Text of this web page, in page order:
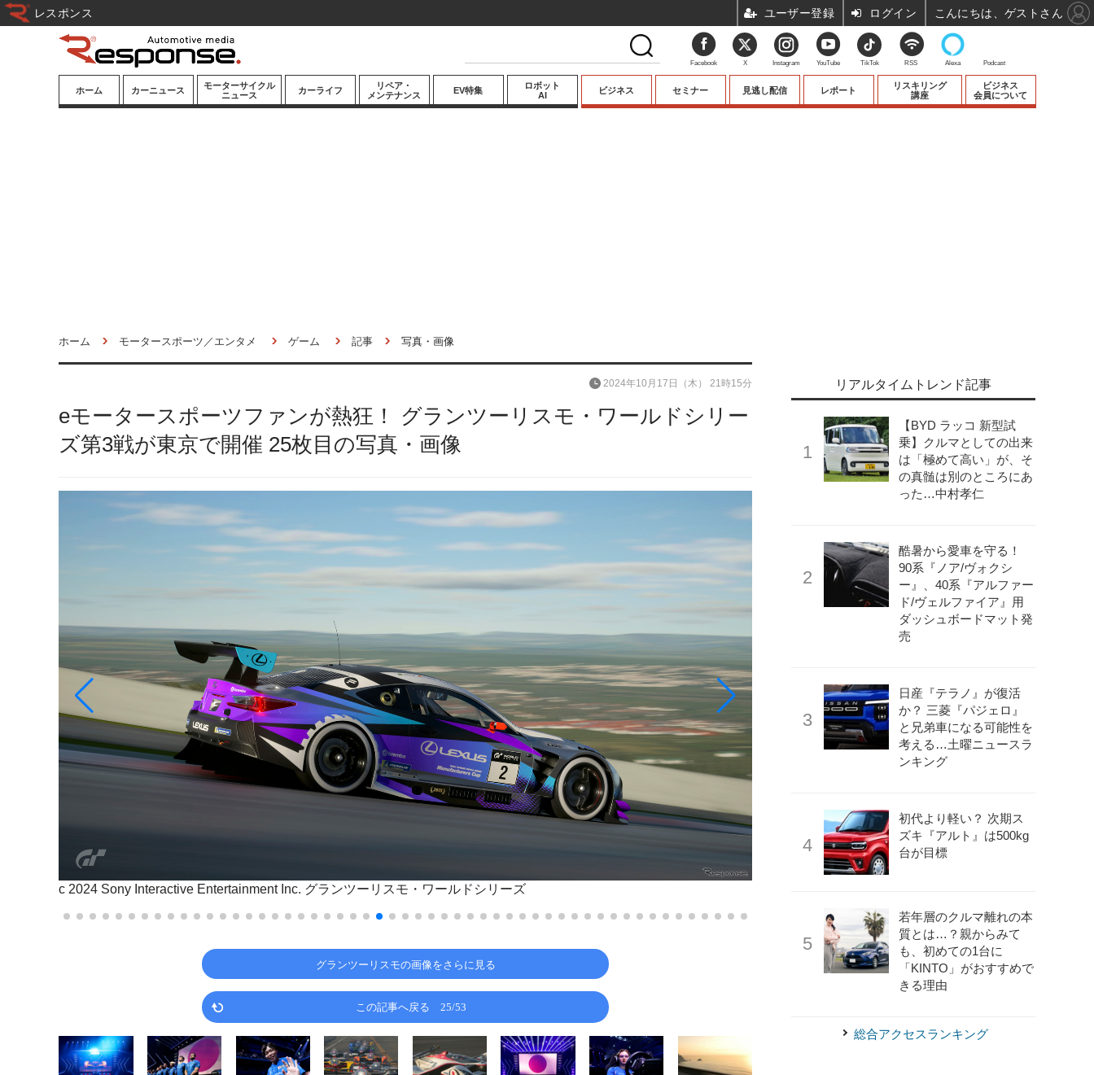
ホーム カーニュース
モーターサイクル
ニュース
カーライフ
リペア・
メンテナンス
EV特集
ロボット
AI
ビジネス セミナー 見逃し配信 レポート
リスキリング
講座
ビジネス
会員について
ホーム モータースポーツ／エンタメ ゲーム 記事 写真・画像
eモータースポーツファンが熱狂！ グランツーリスモ・ワールドシリー
ズ第3戦が東京で開催 25枚目の写真・画像
2024年10月17日（木） 21時15分
c 2024 Sony Interactive Entertainment Inc. グランツーリスモ・ワールドシリーズ
グランツーリスモの画像をさらに見る
この記事へ戻る 25/53
リアルタイムトレンド記事
【BYD ラッコ 新型試
乗】クルマとしての出来
は「極めて高い」が、そ
の真髄は別のところにあ
った…中村孝仁
酷暑から愛車を守る！
90系『ノア/ヴォクシ
ー』、40系『アルファー
ド/ヴェルファイア』用
ダッシュボードマット発
売
日産『テラノ』が復活
か？ 三菱『パジェロ』
と兄弟車になる可能性を
考える…土曜ニュースラ
ンキング
初代より軽い？ 次期ス
ズキ『アルト』は500kg
台が目標
若年層のクルマ離れの本
質とは…？親からみて
も、初めての1台に
「KINTO」がおすすめで
きる理由
総合アクセスランキング
Facebook X Instagram YouTube TikTok RSS Alexa Podcast
レスポンス ユーザー登録 ログイン こんにちは、ゲストさん